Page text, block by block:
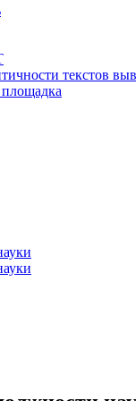
текстов